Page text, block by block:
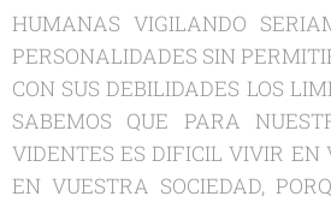
HUMANAS VIGILANDO
PERSONALIDADES SIN
CON SUS DEBILIDADES LOS
SABEMOS QUE PARA
VIDENTES ES DIFICIL VIVIR EN
EN VUESTRA SOCIEDAD,